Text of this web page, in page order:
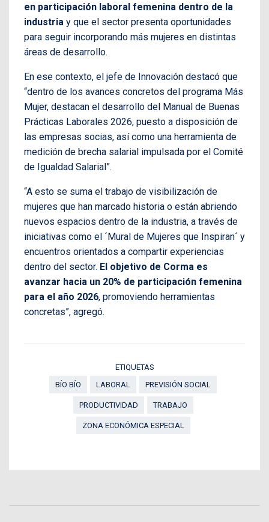
en participación laboral femenina dentro de la
industria y que el sector presenta oportunidades
para seguir incorporando más mujeres en distintas
áreas de desarrollo.
En ese contexto, el jefe de Innovación destacó que
“dentro de los avances concretos del programa Más
Mujer, destacan el desarrollo del Manual de Buenas
Prácticas Laborales 2026, puesto a disposición de
las empresas socias, así como una herramienta de
medición de brecha salarial impulsada por el Comité
de Igualdad Salarial”.
“A esto se suma el trabajo de visibilización de
mujeres que han marcado historia o están abriendo
nuevos espacios dentro de la industria, a través de
iniciativas como el ´Mural de Mujeres que Inspiran´ y
encuentros orientados a compartir experiencias
dentro del sector. El objetivo de Corma es
avanzar hacia un 20% de participación femenina
para el año 2026, promoviendo herramientas
concretas”, agregó.
ETIQUETAS
BÍO BÍO
LABORAL PREVISIÓN SOCIAL
PRODUCTIVIDAD TRABAJO
ZONA ECONÓMICA ESPECIAL